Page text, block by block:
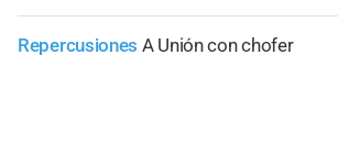
Repercusiones A Unión con chofer